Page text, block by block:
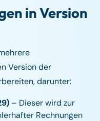
in Version
Version der
darunter:
– Dieser wird zur
Rechnungen